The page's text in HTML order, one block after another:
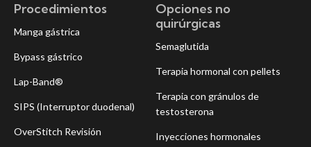
Procedimientos
Manga gástrica
Bypass gástrico
Lap-Band®
SIPS (Interruptor duodenal)
OverStitch Revisión
Opciones no
quirúrgicas
Semaglutida
Terapia hormonal con pellets
Terapia con gránulos de
testosterona
Inyecciones hormonales